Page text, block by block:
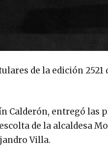
de la edición 2521
Calderón, entregó las
de la alcaldesa
Villa.